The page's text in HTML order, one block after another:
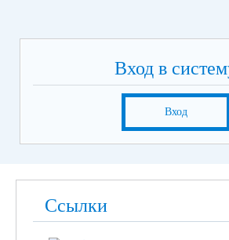
Вход в
Вход
Ссылки